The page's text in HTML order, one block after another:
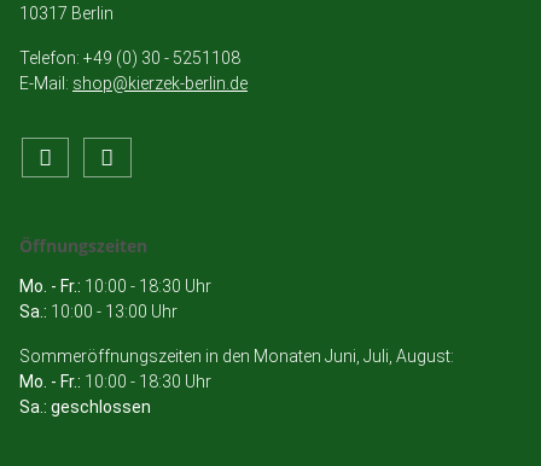
10317 Berlin
Telefon: +49 (0) 30 - 5251108
E-Mail: shop@kierzek-berlin.de
Öffnungszeiten
Mo. - Fr.: 10:00 - 18:30 Uhr
Sa.: 10:00 - 13:00 Uhr
Sommeröffnungszeiten in den Monaten Juni, Juli, August:
Mo. - Fr.: 10:00 - 18:30 Uhr
Sa.: geschlossen